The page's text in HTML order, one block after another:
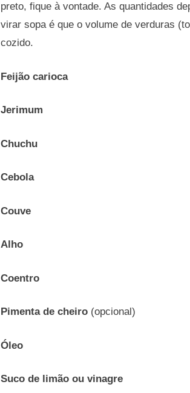
preto, fique à vontade. As quantidades
virar sopa é que o volume de verduras
cozido.
Feijão carioca
Jerimum
Chuchu
Cebola
Couve
Alho
Coentro
Pimenta de cheiro (opcional)
Óleo
Suco de limão ou vinagre